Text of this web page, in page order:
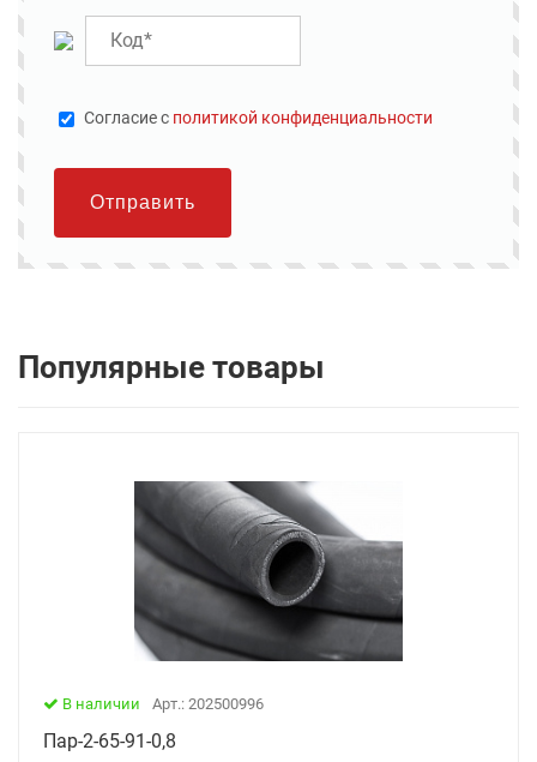
Cогласие с политикой конфиденциальности
Отправить
Популярные товары
В наличии Арт.: 202500996
Пар-2-65-91-0,8